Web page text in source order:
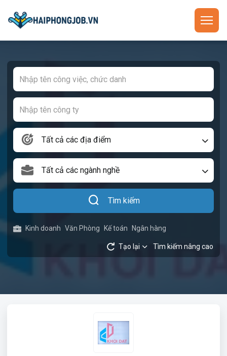
Tất cả các địa điểm
Tất cả các ngành nghề
Tìm kiếm
Kinh doanh Văn Phòng Kế toán Ngân hàng
Tạo lại Tìm kiếm nâng cao